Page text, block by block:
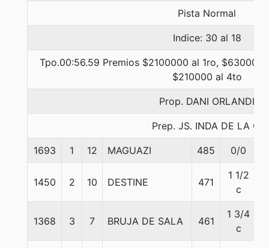
Pista Normal
Indice: 30 al 18
Tpo.00:56.59 Premios $2100000 al 1ro,
$210000 al 4to
Prop. DANI ORLANDI
Prep. JS. INDA DE LA C.
1693 1 12 MAGUAZI 485 0/0
1450 2 10 DESTINE 471
1 1/2
c
1368 3 7 BRUJA DE SALA 461
1 3/4
c